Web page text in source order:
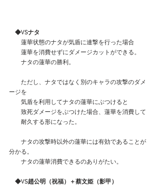
◆VSナタ
蓮華状態のナタが気盾に連撃を行った場合
蓮華を消費せずにダメージカットができる。
ナタの蓮華の勝利。
ただし、ナタではなく別のキャラの攻撃のダメ
ージを
気盾を利用してナタの蓮華にぶつけると
致死ダメージをぶつけた場合、蓮華を消費して
耐久する形になった。
ナタの攻撃時以外の蓮華には有効であることが
分かる。
ナタの蓮華消費できるのありがたい。
◆VS趙公明（祝福）＋蔡文姫（影甲）